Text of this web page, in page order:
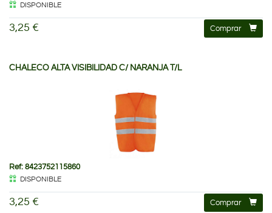
DISPONIBLE
3,25 € Comprar
CHALECO ALTA VISIBILIDAD C/ NARANJA T/L
Ref: 8423752115860
DISPONIBLE
3,25 € Comprar